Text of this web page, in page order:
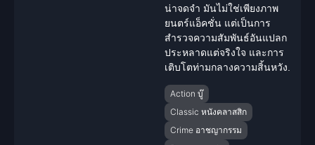
น่าจดจำ มันไม่ใช่เพียงภาพ
ยนตร์แอ็คชั่น แต่เป็นการ
สำรวจความสัมพันธ์อันแปลก
ประหลาดแต่จริงใจ และการ
เติบโตท่ามกลางความสิ้นหวัง.
Action บู๊
Classic หนังคลาสสิก
Crime อาชญากรรม